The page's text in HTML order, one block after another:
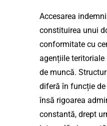
Accesarea
constituirea unui
conformitate cu
agențiile
de muncă.
diferă în funcție
însă rigoarea
constantă, drept